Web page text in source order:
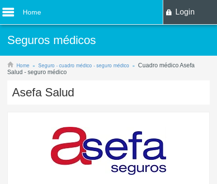
Home Login
Seguros médicos
Home Seguro - cuadro médico - seguro médico
Cuadro médico Asefa
Salud - seguro médico
Asefa Salud